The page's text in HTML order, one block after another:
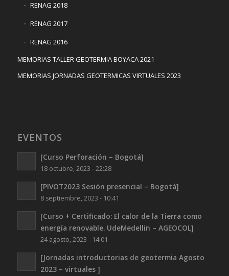
RENAG 2018
RENAG 2017
RENAG 2016
MEMORIAS TALLER GEOTERMIA BOYACA 2021
MEMORIAS JORNADAS GEOTERMICAS VIRTUALES 2023
EVENTOS
[Curso Perforación – Bogotá]
18 octubre, 2023 - 22:28
[PIVOT2023 Sesión presencial – Bogotá]
8 septiembre, 2023 - 10:41
[Curso + Certificado: El calor de la Tierra como
energía renovable. UdeMedellin – AGEOCOL]
24 agosto, 2023 - 14:01
[Jornadas introductorias de geotermia Agosto
2023 – virtuales ]